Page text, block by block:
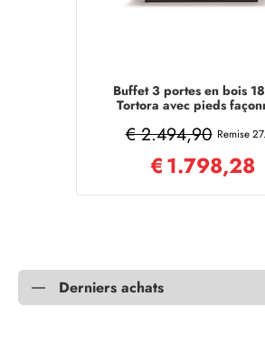
Buffet 3 portes en bois
Tortora avec pieds
€ 2.494,90 Remise
€1.798,28
Derniers achats